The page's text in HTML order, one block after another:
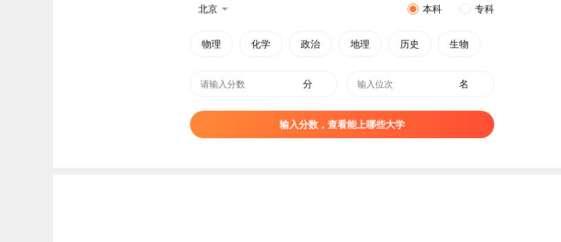
北京 本科 专科
物理 化学 政治 地理 历史 生物
分 名
输入分数，查看能上哪些大学